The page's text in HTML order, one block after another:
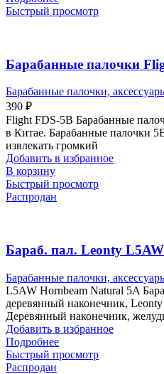
Быстрый просмотр
Барабанные палочки
Барабанные палочки,
390 ₽
Flight FDS-5B Барабанные
в Китае. Барабанные палочки
извлекать громкий
Добавить в избранное
В корзину
Быстрый просмотр
Распродан
Бараб. пал. Leonty L5AW
Барабанные палочки,
L5AW Hornbeam Natural 5A
деревянный наконечник,
Деревянный наконечник,
Добавить в избранное
Подробнее
Быстрый просмотр
Распродан